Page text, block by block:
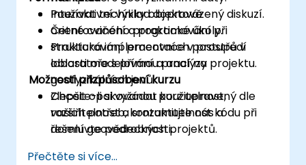
Používat techniky objektově
orientovaného programování při
strukturování pracovních postupů v
oblasti modelování a analýzy
geofyzikálních jevů.
Zlepšit opakovanou použitelnost,
rozšiřitelnost a srozumitelnost kódu při
řešení geovědeckých projektů.
Interaktivní výklad doprovázený diskuzí.
Četné cvičení a praktické úkoly.
Praktická implementace v prostředí
laboratoře s přímou prací na projektu.
Možnosti přizpůsobení kurzu
Chcete-li si vyžádat kurz upravený dle
vašich potřeb, kontaktujte nás a
domluvte podrobnosti.
Přečtěte si více...